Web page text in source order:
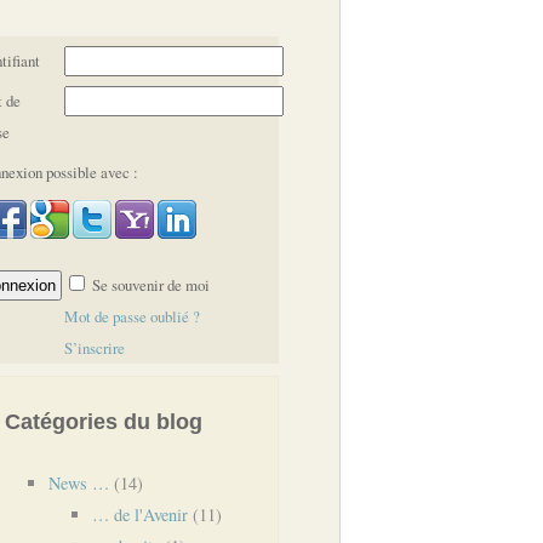
possible avec :
Se souvenir de moi
Mot de passe oublié ?
S’inscrire
Catégories du blog
News … (14)
… de l'Avenir (11)